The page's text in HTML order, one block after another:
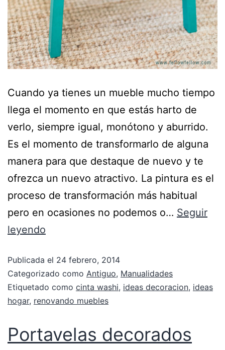
Cuando ya tienes un mueble mucho tiempo
llega el momento en que estás harto de
verlo, siempre igual, monótono y aburrido.
Es el momento de transformarlo de alguna
manera para que destaque de nuevo y te
ofrezca un nuevo atractivo. La pintura es el
proceso de transformación más habitual
pero en ocasiones no podemos o… Seguir
leyendo
Publicada el 24 febrero, 2014
Categorizado como Antiguo, Manualidades
Etiquetado como cinta washi, ideas decoracion, ideas
hogar, renovando muebles
Portavelas decorados